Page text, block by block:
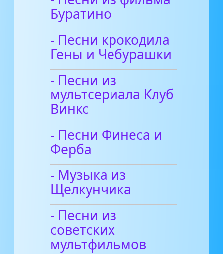
Буратино
- Песни крокодила
Гены и Чебурашки
- Песни из
мультсериала Клуб
Винкс
- Песни Финеса и
Ферба
- Музыка из
Щелкунчика
- Песни из
советских
мультфильмов